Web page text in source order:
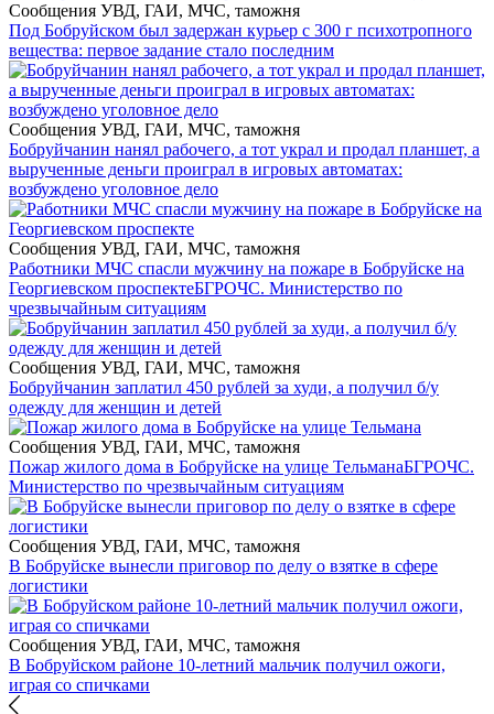
Сообщения УВД, ГАИ, МЧС, таможня
Под Бобруйском был задержан курьер с 300 г психотропного
вещества: первое задание стало последним
Сообщения УВД, ГАИ, МЧС, таможня
Бобруйчанин нанял рабочего, а тот украл и продал планшет, а
вырученные деньги проиграл в игровых автоматах:
возбуждено уголовное дело
Сообщения УВД, ГАИ, МЧС, таможня
Работники МЧС спасли мужчину на пожаре в Бобруйске на
Георгиевском проспектеБГРОЧС. Министерство по
чрезвычайным ситуациям
Сообщения УВД, ГАИ, МЧС, таможня
Бобруйчанин заплатил 450 рублей за худи, а получил б/у
одежду для женщин и детей
Сообщения УВД, ГАИ, МЧС, таможня
Пожар жилого дома в Бобруйске на улице ТельманаБГРОЧС.
Министерство по чрезвычайным ситуациям
Сообщения УВД, ГАИ, МЧС, таможня
В Бобруйске вынесли приговор по делу о взятке в сфере
логистики
Сообщения УВД, ГАИ, МЧС, таможня
В Бобруйском районе 10-летний мальчик получил ожоги,
играя со спичками